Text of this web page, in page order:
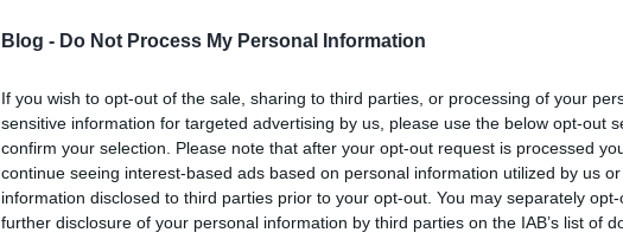
Blog - Do Not Process My Personal Information
If you wish to opt-out of the sale, sharing to third parties, or processing of your
sensitive information for targeted advertising by us, please use the below opt-out
confirm your selection. Please note that after your opt-out request is processed
continue seeing interest-based ads based on personal information utilized by us
information disclosed to third parties prior to your opt-out. You may separately
further disclosure of your personal information by third parties on the IAB’s list of